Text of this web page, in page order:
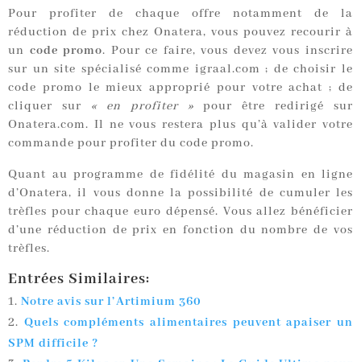
Pour profiter de chaque offre notamment de la
réduction de prix chez Onatera, vous pouvez recourir à
un code promo. Pour ce faire, vous devez vous inscrire
sur un site spécialisé comme igraal.com ; de choisir le
code promo le mieux approprié pour votre achat ; de
cliquer sur « en profiter » pour être redirigé sur
Onatera.com. Il ne vous restera plus qu’à valider votre
commande pour profiter du code promo.
Quant au programme de fidélité du magasin en ligne
d’Onatera, il vous donne la possibilité de cumuler les
trèfles pour chaque euro dépensé. Vous allez bénéficier
d’une réduction de prix en fonction du nombre de vos
trèfles.
Entrées Similaires:
Notre avis sur l’Artimium 360
Quels compléments alimentaires peuvent apaiser un
SPM difficile ?